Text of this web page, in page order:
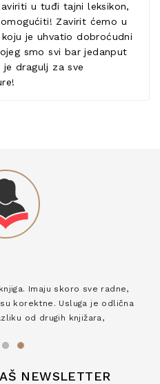
u tuđi tajni leksikon,
Zavirit ćemo u
je uhvatio dobroćudni
smo svi bar jedanput
dragulj za sve
Imaju skoro sve radne,
korektne. Usluga je odlična
od drugih knjižara,
NEWSLETTER